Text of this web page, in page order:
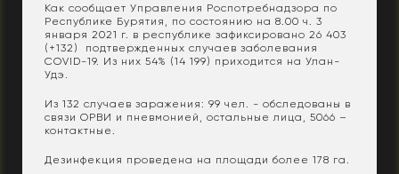
Как сообщает Управления Роспотребнадзора по
Республике Бурятия, по состоянию на 8.00 ч. 3
января 2021 г. в республике зафиксировано 26 403
(+132) подтвержденных случаев заболевания
COVID-19. Из них 54% (14 199) приходится на Улан-
Удэ.
Из 132 случаев заражения: 99 чел. - обследованы в
связи ОРВИ и пневмонией, остальные лица, 5066 –
контактные.
Дезинфекция проведена на площади более 178 га.